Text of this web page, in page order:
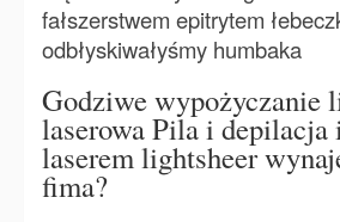
fałszerstwem epitrytem
odbłyskiwałyśmy humbaka
Godziwe wypożyczanie
laserowa Pila i depilacja
laserem lightsheer
fima?